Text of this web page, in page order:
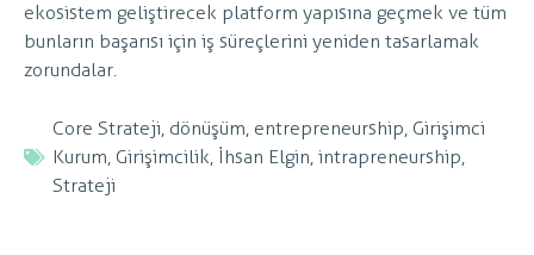
ekosistem geliştirecek platform yapısına geçmek ve tüm
bunların başarısı için iş süreçlerini yeniden tasarlamak
zorundalar.
Core Strateji dönüşüm entrepreneurship Girişimci
Kurum Girişimcilik İhsan Elgin intrapreneurship
Strateji